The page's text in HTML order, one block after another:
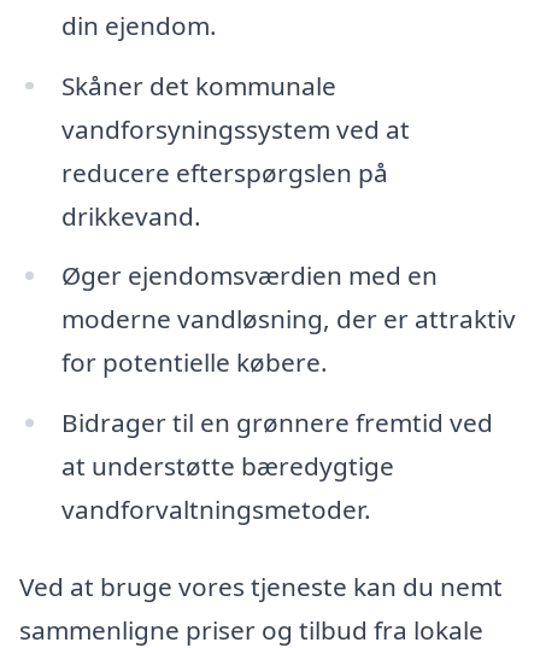
din ejendom.
Skåner det kommunale
vandforsyningssystem ved at
reducere efterspørgslen på
drikkevand.
Øger ejendomsværdien med en
moderne vandløsning, der er attraktiv
for potentielle købere.
Bidrager til en grønnere fremtid ved
at understøtte bæredygtige
vandforvaltningsmetoder.
Ved at bruge vores tjeneste kan du nemt
sammenligne priser og tilbud fra lokale